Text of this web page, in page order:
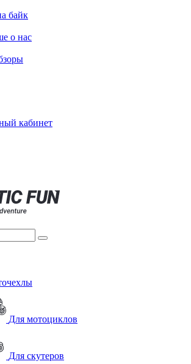
байк
о нас
кабинет
Для мотоциклов
Для скутеров